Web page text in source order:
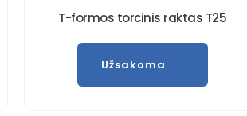
T-formos torcinis raktas T25
Užsakoma